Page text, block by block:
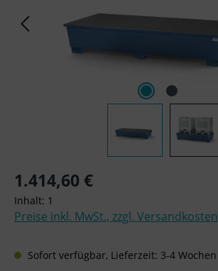
Regulärer Preis:
1.414,60 €
Inhalt: 1
Preise inkl. MwSt., zzgl. Versandkosten
Sofort verfügbar, Lieferzeit: 3-4 Wochen